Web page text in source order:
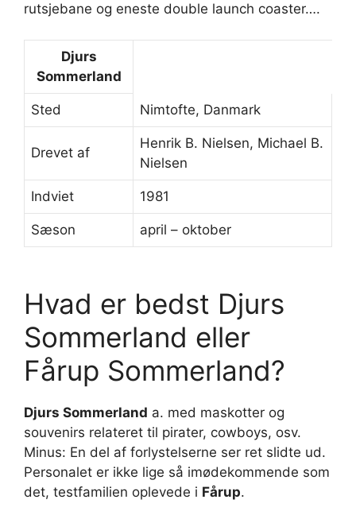
rutsjebane og eneste double launch coaster….
Djurs
Sommerland
Sted Nimtofte, Danmark
Drevet af
Henrik B. Nielsen, Michael B.
Nielsen
Indviet 1981
Sæson april – oktober
Hvad er bedst Djurs
Sommerland eller
Fårup Sommerland?
Djurs Sommerland a. med maskotter og
souvenirs relateret til pirater, cowboys, osv.
Minus: En del af forlystelserne ser ret slidte ud.
Personalet er ikke lige så imødekommende som
det, testfamilien oplevede i Fårup.